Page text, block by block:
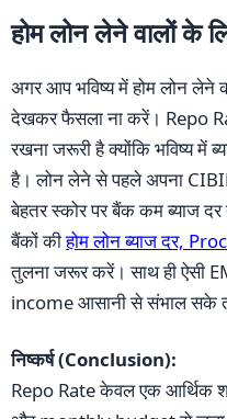
होम लोन लेने वालों के
अगर आप भविष्य में होम लोन लेने
देखकर फैसला ना करें। Repo
रखना जरूरी है क्योंकि भविष्य में
है। लोन लेने से पहले अपना
बेहतर स्कोर पर बैंक कम ब्याज
बैंकों कीहोम लोन ब्याज दर,
तुलना जरूर करें। साथ ही ऐसी
income आसानी से संभाल सके
निष्कर्ष (Conclusion):
Repo Rate केवल एक आर्थिक